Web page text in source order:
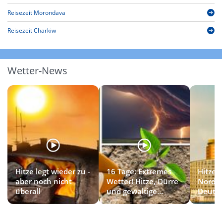
Reisezeit Morondava
Reisezeit Charkiw
Wetter-News
Hitze legt wieder zu -
aber noch nicht
überall
16 Tage: Extremes
Wetter! Hitze, Dürre
und gewaltige
Gewitter